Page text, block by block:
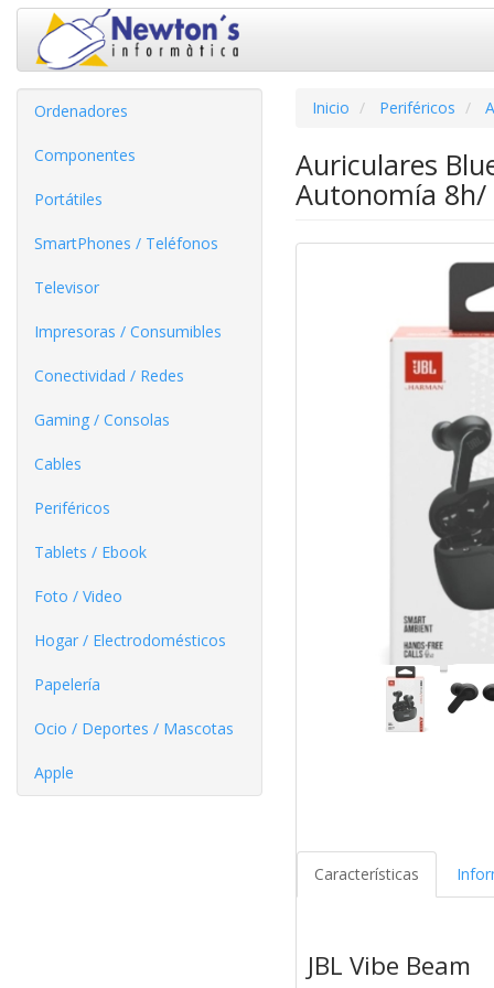
Ordenadores
Componentes
Portátiles
SmartPhones / Teléfonos
Televisor
Impresoras / Consumibles
Conectividad / Redes
Gaming / Consolas
Cables
Periféricos
Tablets / Ebook
Foto / Video
Hogar / Electrodomésticos
Papelería
Ocio / Deportes / Mascotas
Apple
Inicio Periféricos
Auriculares
Autonomía 8h/
Características
JBL Vibe Beam